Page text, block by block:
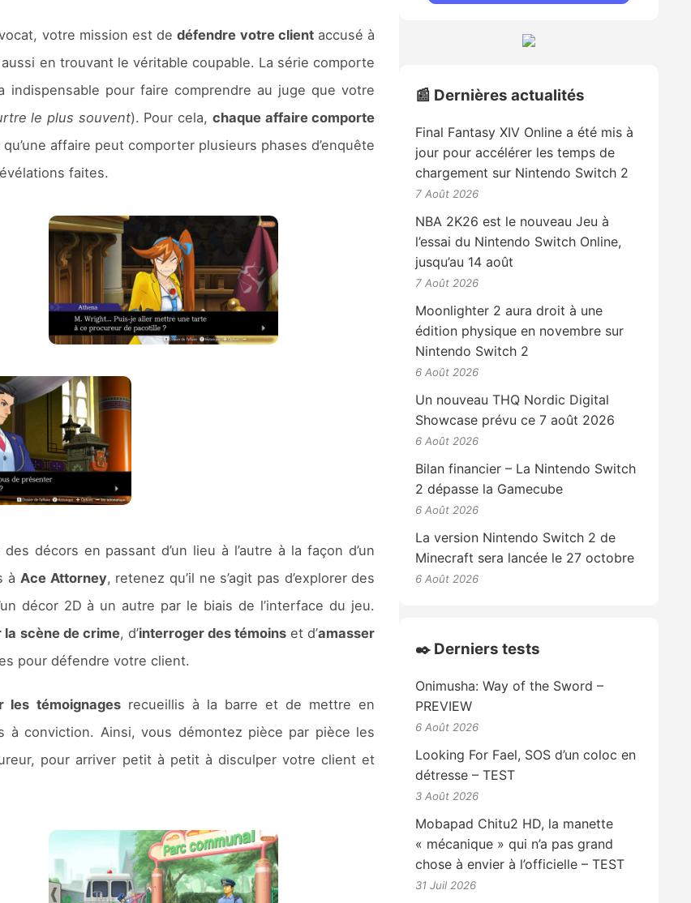
votre mission est dedéfendre votre clientaccusé à
en trouvant le véritable coupable. La série comporte
pour faire comprendre au juge que votre
le plus souvent). Pour cela, chaque affaire comporte
affaire peut comporter plusieurs phases d’enquête
faites.
décors en passant d’un lieu à l’autre à la façon d’un
à Ace Attorney, retenez qu’il ne s’agit pas d’explorer des
décor 2D à un autre par le biais de l’interface du jeu.
la scène de crime, d’interroger des témoins et d’amasser
pour défendre votre client.
les témoignagesrecueillis à la barre et de mettre en
conviction. Ainsi, vous démontez pièce par pièce les
pour arriver petit à petit à disculper votre client et
📰 Dernières actualités
Final Fantasy XIV Online a été mis à
jour pour accélérer les temps de
chargement sur Nintendo Switch 2
7 Août 2026
NBA 2K26 est le nouveau Jeu à
l’essai du Nintendo Switch Online,
jusqu’au 14 août
7 Août 2026
Moonlighter 2 aura droit à une
édition physique en novembre sur
Nintendo Switch 2
6 Août 2026
Un nouveau THQ Nordic Digital
Showcase prévu ce 7 août 2026
6 Août 2026
Bilan financier – La Nintendo Switch
2 dépasse la Gamecube
6 Août 2026
La version Nintendo Switch 2 de
Minecraft sera lancée le 27 octobre
6 Août 2026
✒️ Derniers tests
Onimusha: Way of the Sword –
PREVIEW
6 Août 2026
Looking For Fael, SOS d’un coloc en
détresse – TEST
3 Août 2026
Mobapad Chitu2 HD, la manette
« mécanique » qui n’a pas grand
chose à envier à l’officielle – TEST
31 Juil 2026